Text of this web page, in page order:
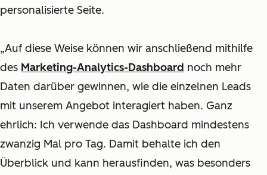
personalisierte Seite.
„Auf diese Weise können wir anschließend mithilfe
des Marketing-Analytics-Dashboard noch mehr
Daten darüber gewinnen, wie die einzelnen Leads
mit unserem Angebot interagiert haben. Ganz
ehrlich: Ich verwende das Dashboard mindestens
zwanzig Mal pro Tag. Damit behalte ich den
Überblick und kann herausfinden, was besonders